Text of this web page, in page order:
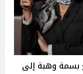
بسمة وهبة إلى